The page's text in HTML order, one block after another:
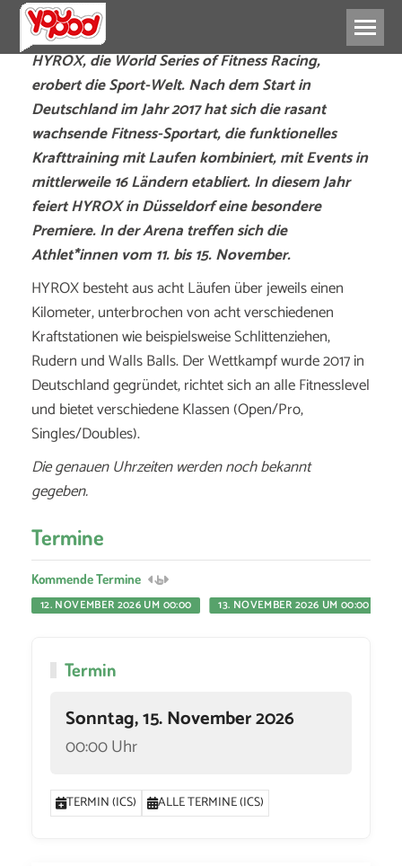
HYROX, die World Series of Fitness Racing,
erobert die Sport-Welt. Nach dem Start in
Deutschland im Jahr 2017 hat sich die rasant
wachsende Fitness-Sportart, die funktionelles
Krafttraining mit Laufen kombiniert, mit Events in
mittlerweile 16 Ländern etabliert. In diesem Jahr
feiert HYROX in Düsseldorf eine besondere
Premiere. In der Arena treffen sich die
Athlet*innen vom 11. bis 15. November.
HYROX besteht aus acht Läufen über jeweils einen
Kilometer, unterbrochen von acht verschiedenen
Kraftstationen wie beispielsweise Schlittenziehen,
Rudern und Walls Balls. Der Wettkampf wurde 2017 in
Deutschland gegründet, richtet sich an alle Fitnesslevel
und bietet verschiedene Klassen (Open/Pro,
Singles/Doubles).
Die genauen Uhrzeiten werden noch bekannt
gegeben.
Termine
Kommende Termine
12. NOVEMBER 2026 UM 00:00
13. NOVEMBER 2026 UM 00:00
Termin
Sonntag, 15. November 2026
00:00 Uhr
TERMIN (ICS) ALLE TERMINE (ICS)